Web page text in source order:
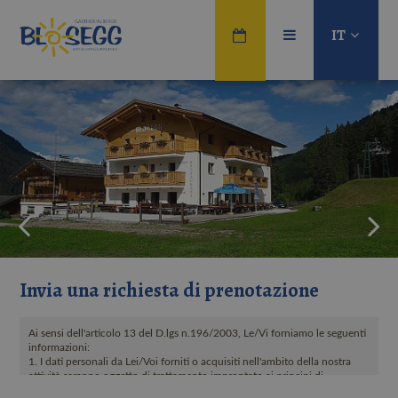
IT
Invia una richiesta di prenotazione
Ai sensi dell'articolo 13 del D.lgs n.196/2003, Le/Vi forniamo le seguenti
informazioni:
1. I dati personali da Lei/Voi forniti o acquisiti nell'ambito della nostra
attività saranno oggetto di trattamento improntato ai principi di